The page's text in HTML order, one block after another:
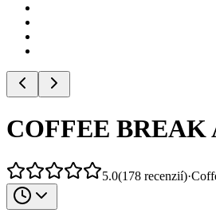
COFFEE BREAK
5.0(178 recenzií)·